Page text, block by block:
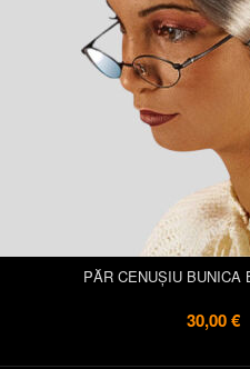
PĂR CENUȘIU BUNICA
30,00 €